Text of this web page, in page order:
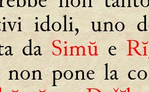
idoli, uno
da Simŭ e
non pone la